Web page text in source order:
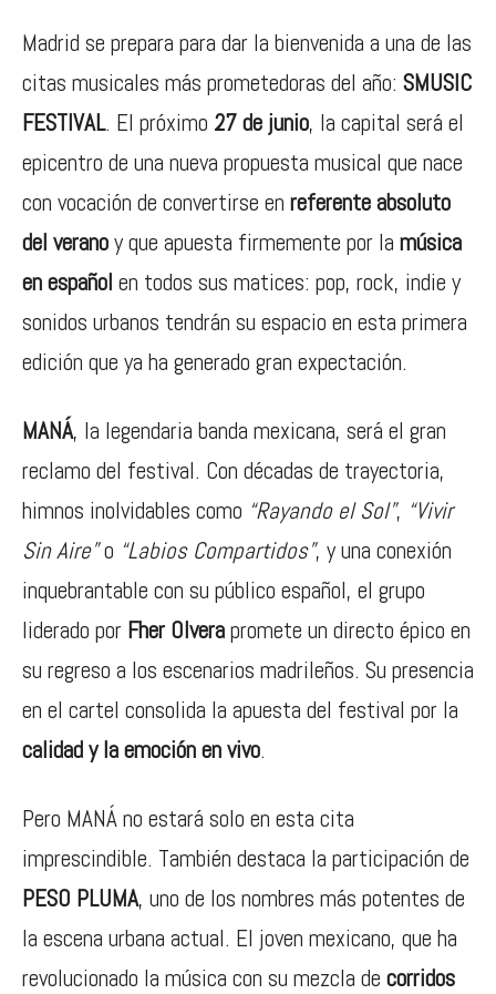
Madrid se prepara para dar la bienvenida a una de las
citas musicales más prometedoras del año: SMUSIC
FESTIVAL. El próximo 27 de junio, la capital será el
epicentro de una nueva propuesta musical que nace
con vocación de convertirse en referente absoluto
del veranoy que apuesta firmemente por la música
en español en todos sus matices: pop, rock, indie y
sonidos urbanos tendrán su espacio en esta primera
edición que ya ha generado gran expectación.
MANÁ, la legendaria banda mexicana, será el gran
reclamo del festival. Con décadas de trayectoria,
himnos inolvidables como “Rayando el Sol”, “Vivir
Sin Aire”o “Labios Compartidos”, y una conexión
inquebrantable con su público español, el grupo
liderado por Fher Olverapromete un directo épico en
su regreso a los escenarios madrileños. Su presencia
en el cartel consolida la apuesta del festival por la
calidad y la emoción en vivo.
Pero MANÁ no estará solo en esta cita
imprescindible. También destaca la participación de
PESO PLUMA, uno de los nombres más potentes de
la escena urbana actual. El joven mexicano, que ha
revolucionado la música con su mezcla de corridos